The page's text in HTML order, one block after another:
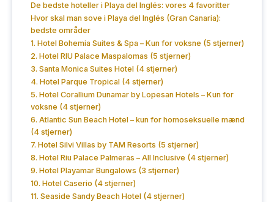
De bedste hoteller i Playa del Inglés: vores 4 favoritter
Hvor skal man sove i Playa del Inglés (Gran Canaria):
bedste områder
1. Hotel Bohemia Suites & Spa – Kun for voksne (5 stjerner)
2. Hotel RIU Palace Maspalomas (5 stjerner)
3. Santa Monica Suites Hotel (4 stjerner)
4. Hotel Parque Tropical (4 stjerner)
5. Hotel Corallium Dunamar by Lopesan Hotels – Kun for
voksne (4 stjerner)
6. Atlantic Sun Beach Hotel – kun for homoseksuelle mænd
(4 stjerner)
7. Hotel Silvi Villas by TAM Resorts (5 stjerner)
8. Hotel Riu Palace Palmeras – All Inclusive (4 stjerner)
9. Hotel Playamar Bungalows (3 stjerner)
10. Hotel Caserio (4 stjerner)
11. Seaside Sandy Beach Hotel (4 stjerner)